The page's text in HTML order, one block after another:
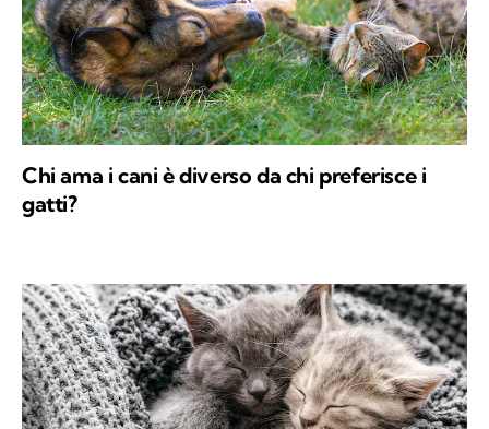
Chi ama i cani è diverso da chi preferisce i
gatti?